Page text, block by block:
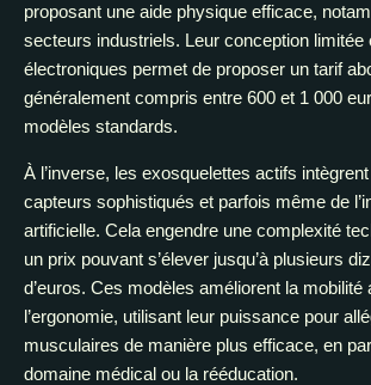
proposant une aide physique efficace,
secteurs industriels. Leur conception limitée
électroniques permet de proposer un tarif
généralement compris entre 600 et 1 000
modèles standards.
À l’inverse, les exosquelettes actifs
capteurs sophistiqués et parfois même de
artificielle. Cela engendre une complexité
un prix pouvant s’élever jusqu’à plusieurs
d’euros. Ces modèles améliorent la mobilité
l’ergonomie, utilisant leur puissance pour
musculaires de manière plus efficace, en
domaine médical ou la rééducation.